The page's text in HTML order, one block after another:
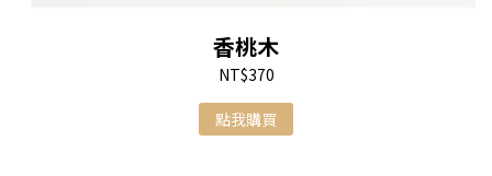
香桃木
NT$370
點我購買